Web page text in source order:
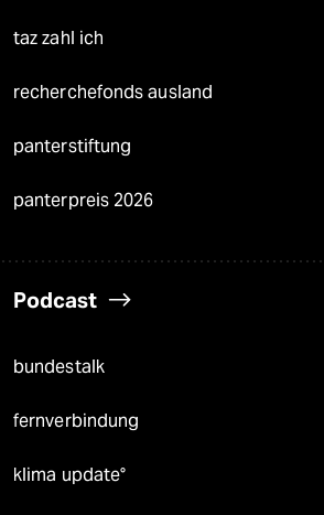
taz zahl ich
recherchefonds ausland
panterstiftung
panterpreis 2026
Podcast
bundestalk
fernverbindung
klima update°